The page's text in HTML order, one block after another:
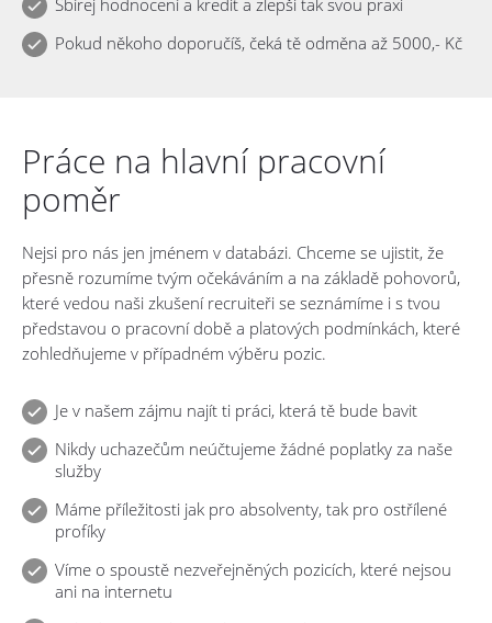
Pokud někoho doporučíš, čeká tě odměna až 5000,- Kč
Práce na hlavní pracovní
poměr
Nejsi pro nás jen jménem v databázi. Chceme se ujistit, že
přesně rozumíme tvým očekáváním a na základě pohovorů,
které vedou naši zkušení recruiteři se seznámíme i s tvou
představou o pracovní době a platových podmínkách, které
zohledňujeme v případném výběru pozic.
Je v našem zájmu najít ti práci, která tě bude bavit
Nikdy uchazečům neúčtujeme žádné poplatky za naše
služby
Máme příležitosti jak pro absolventy, tak pro ostřílené
profíky
Víme o spoustě nezveřejněných pozicích, které nejsou
ani na internetu